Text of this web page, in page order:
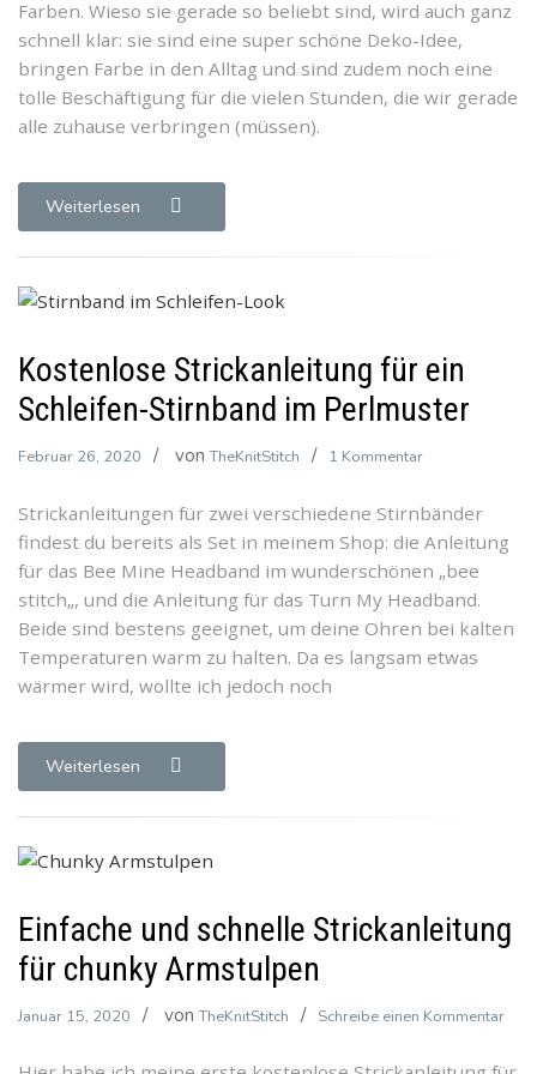
Farben. Wieso sie gerade so beliebt sind, wird auch ganz
schnell klar: sie sind eine super schöne Deko-Idee,
bringen Farbe in den Alltag und sind zudem noch eine
tolle Beschäftigung für die vielen Stunden, die wir gerade
alle zuhause verbringen (müssen).
Weiterlesen
Kostenlose Strickanleitung für ein
Schleifen-Stirnband im Perlmuster
Februar 26, 2020 vonTheKnitStitch 1 Kommentarzu
Strickanleitung
für
ein
Schleifen-
Stirnband
im
Strickanleitungen für zwei verschiedene Stirnbänder
findest du bereits als Set in meinem Shop: die Anleitung
für das Bee Mine Headband im wunderschönen „bee
stitch„, und die Anleitung für das Turn My Headband.
Beide sind bestens geeignet, um deine Ohren bei kalten
Temperaturen warm zu halten. Da es langsam etwas
wärmer wird, wollte ich jedoch noch
Weiterlesen
Einfache und schnelle Strickanleitung
für chunky Armstulpen
Januar 15, 2020 vonTheKnitStitch Schreibe einen Kommentarzu